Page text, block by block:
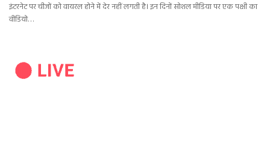
इंटरनेट पर चीजों को वायरल होने में देर नहीं लगती है। इन दिनों सोशल मीडिया पर एक पक्षी का
वीडियो…